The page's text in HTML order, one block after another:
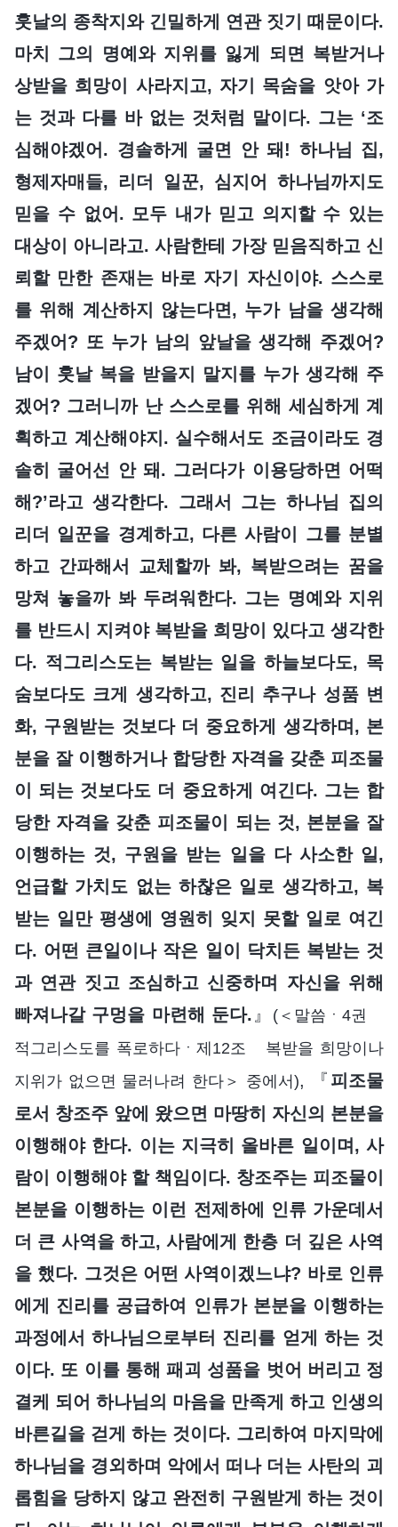
훗날의 종착지와 긴밀하게 연관 짓기 때문이다.
마치 그의 명예와 지위를 잃게 되면 복받거나
상받을 희망이 사라지고, 자기 목숨을 앗아 가
는 것과 다를 바 없는 것처럼 말이다. 그는 ‘조
심해야겠어. 경솔하게 굴면 안 돼! 하나님 집,
형제자매들, 리더 일꾼, 심지어 하나님까지도
믿을 수 없어. 모두 내가 믿고 의지할 수 있는
대상이 아니라고. 사람한테 가장 믿음직하고 신
뢰할 만한 존재는 바로 자기 자신이야. 스스로
를 위해 계산하지 않는다면, 누가 남을 생각해
주겠어? 또 누가 남의 앞날을 생각해 주겠어?
남이 훗날 복을 받을지 말지를 누가 생각해 주
겠어? 그러니까 난 스스로를 위해 세심하게 계
획하고 계산해야지. 실수해서도 조금이라도 경
솔히 굴어선 안 돼. 그러다가 이용당하면 어떡
해?’라고 생각한다. 그래서 그는 하나님 집의
리더 일꾼을 경계하고, 다른 사람이 그를 분별
하고 간파해서 교체할까 봐, 복받으려는 꿈을
망쳐 놓을까 봐 두려워한다. 그는 명예와 지위
를 반드시 지켜야 복받을 희망이 있다고 생각한
다. 적그리스도는 복받는 일을 하늘보다도, 목
숨보다도 크게 생각하고, 진리 추구나 성품 변
화, 구원받는 것보다 더 중요하게 생각하며, 본
분을 잘 이행하거나 합당한 자격을 갖춘 피조물
이 되는 것보다도 더 중요하게 여긴다. 그는 합
당한 자격을 갖춘 피조물이 되는 것, 본분을 잘
이행하는 것, 구원을 받는 일을 다 사소한 일,
언급할 가치도 없는 하찮은 일로 생각하고, 복
받는 일만 평생에 영원히 잊지 못할 일로 여긴
다. 어떤 큰일이나 작은 일이 닥치든 복받는 것
과 연관 짓고 조심하고 신중하며 자신을 위해
빠져나갈 구멍을 마련해 둔다. 』
(＜말씀ㆍ4권
적그리스도를 폭로하다ㆍ제12조 복받을 희망이나
지위가 없으면 물러나려 한다＞ 중에서), 『 피조물
로서 창조주 앞에 왔으면 마땅히 자신의 본분을
이행해야 한다. 이는 지극히 올바른 일이며, 사
람이 이행해야 할 책임이다. 창조주는 피조물이
본분을 이행하는 이런 전제하에 인류 가운데서
더 큰 사역을 하고, 사람에게 한층 더 깊은 사역
을 했다. 그것은 어떤 사역이겠느냐? 바로 인류
에게 진리를 공급하여 인류가 본분을 이행하는
과정에서 하나님으로부터 진리를 얻게 하는 것
이다. 또 이를 통해 패괴 성품을 벗어 버리고 정
결케 되어 하나님의 마음을 만족게 하고 인생의
바른길을 걷게 하는 것이다. 그리하여 마지막에
하나님을 경외하며 악에서 떠나 더는 사탄의 괴
롭힘을 당하지 않고 완전히 구원받게 하는 것이